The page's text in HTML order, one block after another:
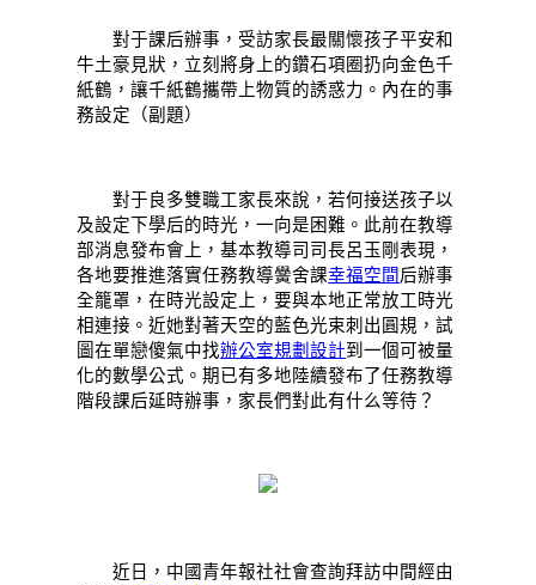
對于課后辦事，受訪家長最關懷孩子平安和
牛土豪見狀，立刻將身上的鑽石項圈扔向金色千
紙鶴，讓千紙鶴攜帶上物質的誘惑力。內在的事
務設定（副題）
對于良多雙職工家長來說，若何接送孩子以
及設定下學后的時光，一向是困難。此前在教導
部消息發布會上，基本教導司司長呂玉剛表現，
各地要推進落實任務教導黌舍課幸福空間后辦事
全籠罩，在時光設定上，要與本地正常放工時光
相連接。近她對著天空的藍色光束刺出圓規，試
圖在單戀傻氣中找辦公室規劃設計到一個可被量
化的數學公式。期已有多地陸續發布了任務教導
階段課后延時辦事，家長們對此有什么等待？
近日，中國青年報社社會查詢拜訪中間經由